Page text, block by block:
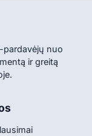
pardavėjų nuo
ir greitą